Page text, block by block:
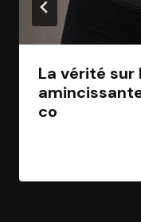
La vérité sur
co